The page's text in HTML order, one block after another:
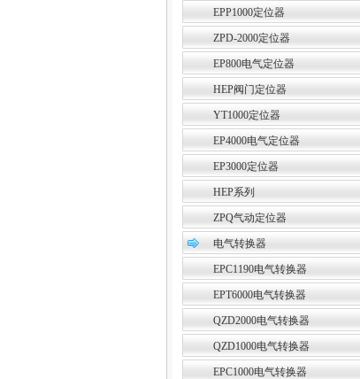
EPP1000定位器
ZPD-2000定位器
EP800电气定位器
HEP阀门定位器
YT1000定位器
EP4000电气定位器
EP3000定位器
HEP系列
ZPQ气动定位器
电气转换器
EPC1190电气转换器
EPT6000电气转换器
QZD2000电气转换器
QZD1000电气转换器
EPC1000电气转换器